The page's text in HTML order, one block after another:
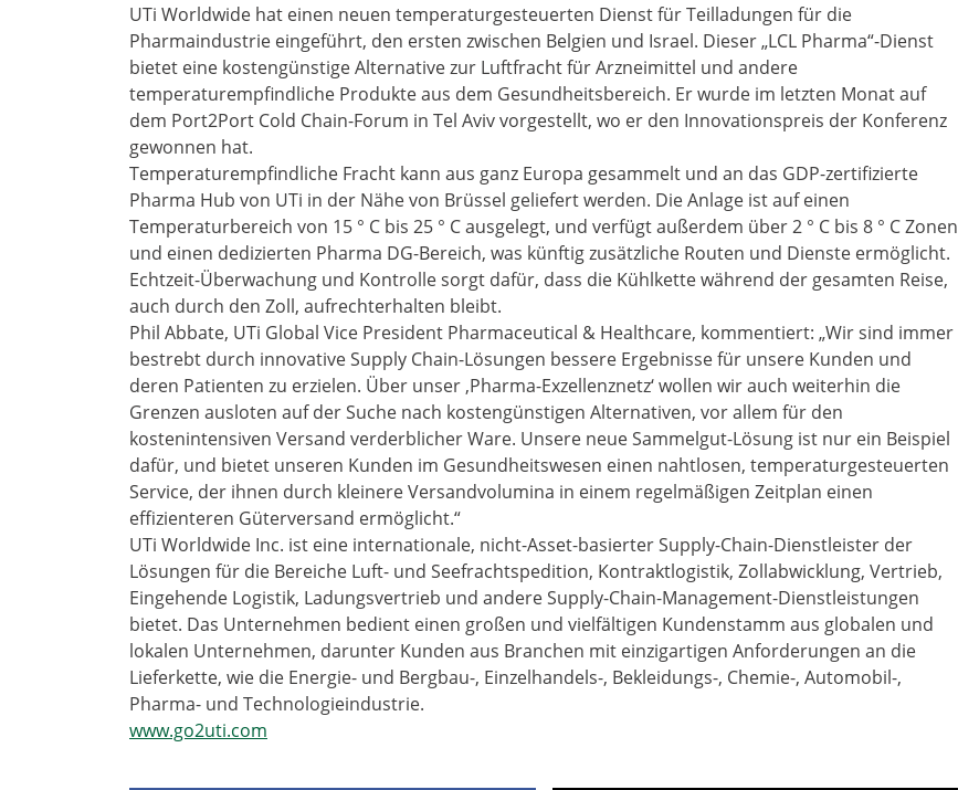
UTi Worldwide hat einen neuen temperaturgesteuerten Dienst für Teilladungen für die
Pharmaindustrie eingeführt, den ersten zwischen Belgien und Israel. Dieser „LCL Pharma“-Dienst
bietet eine kostengünstige Alternative zur Luftfracht für Arzneimittel und andere
temperaturempfindliche Produkte aus dem Gesundheitsbereich. Er wurde im letzten Monat auf
dem Port2Port Cold Chain-Forum in Tel Aviv vorgestellt, wo er den Innovationspreis der Konferenz
gewonnen hat.
Temperaturempfindliche Fracht kann aus ganz Europa gesammelt und an das GDP-zertifizierte
Pharma Hub von UTi in der Nähe von Brüssel geliefert werden. Die Anlage ist auf einen
Temperaturbereich von 15 ° C bis 25 ° C ausgelegt, und verfügt außerdem über 2 ° C bis 8 ° C Zonen
und einen dedizierten Pharma DG-Bereich, was künftig zusätzliche Routen und Dienste ermöglicht.
Echtzeit-Überwachung und Kontrolle sorgt dafür, dass die Kühlkette während der gesamten Reise,
auch durch den Zoll, aufrechterhalten bleibt.
Phil Abbate, UTi Global Vice President Pharmaceutical & Healthcare, kommentiert: „Wir sind immer
bestrebt durch innovative Supply Chain-Lösungen bessere Ergebnisse für unsere Kunden und
deren Patienten zu erzielen. Über unser ‚Pharma-Exzellenznetz‘ wollen wir auch weiterhin die
Grenzen ausloten auf der Suche nach kostengünstigen Alternativen, vor allem für den
kostenintensiven Versand verderblicher Ware. Unsere neue Sammelgut-Lösung ist nur ein Beispiel
dafür, und bietet unseren Kunden im Gesundheitswesen einen nahtlosen, temperaturgesteuerten
Service, der ihnen durch kleinere Versandvolumina in einem regelmäßigen Zeitplan einen
effizienteren Güterversand ermöglicht.“
UTi Worldwide Inc. ist eine internationale, nicht-Asset-basierter Supply-Chain-Dienstleister der
Lösungen für die Bereiche Luft- und Seefrachtspedition, Kontraktlogistik, Zollabwicklung, Vertrieb,
Eingehende Logistik, Ladungsvertrieb und andere Supply-Chain-Management-Dienstleistungen
bietet. Das Unternehmen bedient einen großen und vielfältigen Kundenstamm aus globalen und
lokalen Unternehmen, darunter Kunden aus Branchen mit einzigartigen Anforderungen an die
Lieferkette, wie die Energie- und Bergbau-, Einzelhandels-, Bekleidungs-, Chemie-, Automobil-,
Pharma- und Technologieindustrie.
www.go2uti.com